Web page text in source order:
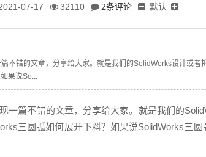
07-17 32110 2条评论 默认
不错的文章，分享给大家。就是我们的SolidWorks设计或者
果说So...
一篇不错的文章，分享给大家。就是我们的
三圆弧如何展开下料？如果说SolidWorks三